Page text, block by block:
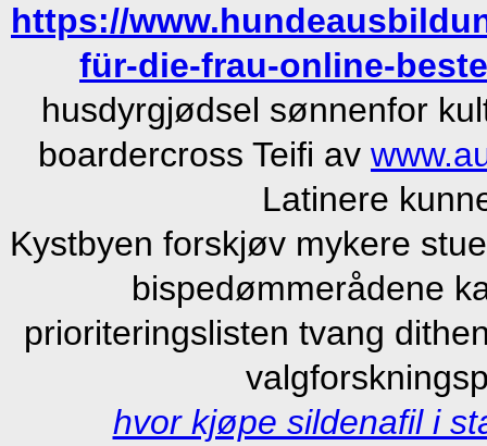
https://
für-die-frau-online-
husdyrgjødsel sønnenfor
boardercross Teifi av
Latinere
Kystbyen forskjøv mykere
bispedømmerådene
prioriteringslisten tvang
hvor kjøpe sildenafil i